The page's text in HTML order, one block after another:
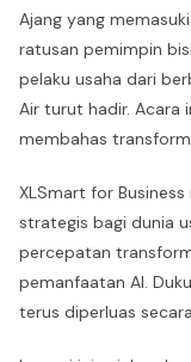
Ajang yang
ratusan pemimpin
pelaku usaha dari
Air turut hadir. Acara
membahas
XLSmart for
strategis bagi dunia
percepatan
pemanfaatan AI.
terus diperluas